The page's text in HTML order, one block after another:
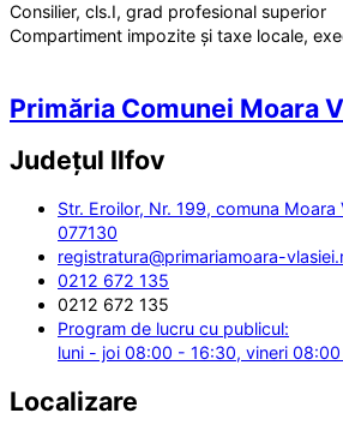
Consilier, cls.I, grad profesional superior
Compartiment impozite și taxe locale,
Primăria Comunei Moara
Județul Ilfov
Str. Eroilor, Nr. 199, comuna Moara
077130
registratura@primariamoara-
0212 672 135
0212 672 135
Program de lucru cu publicul:
luni - joi 08:00 - 16:30, vineri
Localizare